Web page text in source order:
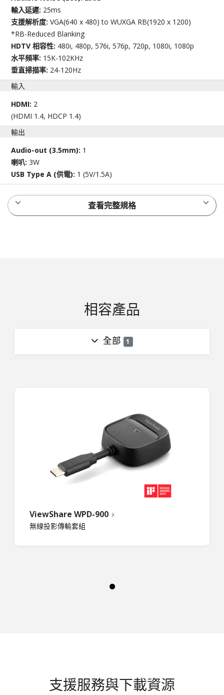
輸入延遲: 25ms
支援解析度:VGA(640 x 480) to WUXGA RB(1920 x 1200)
*RB-Reduced Blanking
HDTV 相容性: 480i, 480p, 576i, 576p, 720p, 1080i, 1080p
水平頻率: 15K-102KHz
垂直掃描率: 24-120Hz
輸入
HDMI: 2
(HDMI 1.4, HDCP 1.4)
輸出
Audio-out (3.5mm): 1
喇叭:3W
USB Type A (供電): 1 (5V/1.5A)
查看完整規格
相容產品
全部 1
ViewShare WPD-900
無線投影傳輸套組
支援服務與下載資源